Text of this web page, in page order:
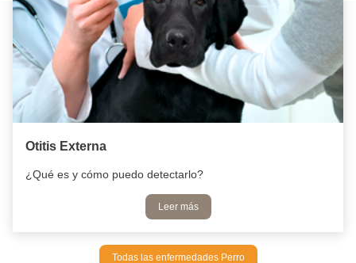
Leer más
Otitis Externa
¿Qué es y cómo puedo detectarlo?
Todas las enfermedades Perro